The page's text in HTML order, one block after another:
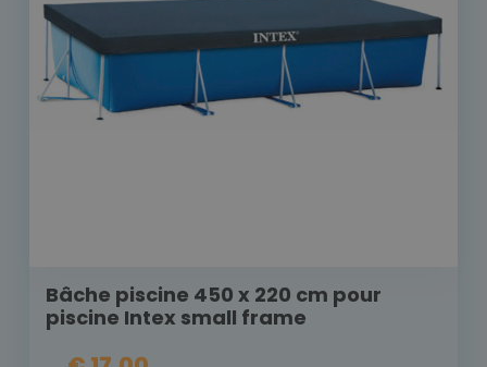
Bâche piscine 450 x 220 cm pour
piscine Intex small frame